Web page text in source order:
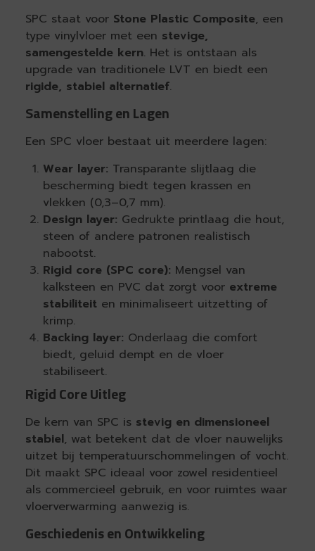
SPC staat voor Stone Plastic Composite, een
type vinylvloer met een stevige,
samengestelde kern. Het is ontstaan als
upgrade van traditionele LVT en biedt een
rigide, stabiel alternatief.
Samenstelling en Lagen
Een SPC vloer bestaat uit meerdere lagen:
Wear layer: Transparante slijtlaag die
bescherming biedt tegen krassen en
vlekken (0,3–0,7 mm).
Design layer: Gedrukte printlaag die hout,
steen of andere patronen realistisch
nabootst.
Rigid core (SPC core): Mengsel van
kalksteen en PVC dat zorgt voor extreme
stabiliteiten minimaliseert uitzetting of
krimp.
Backing layer: Onderlaag die comfort
biedt, geluid dempt en de vloer
stabiliseert.
Rigid Core Uitleg
De kern van SPC is stevig en dimensioneel
stabiel, wat betekent dat de vloer nauwelijks
uitzet bij temperatuurschommelingen of vocht.
Dit maakt SPC ideaal voor zowel residentieel
als commercieel gebruik, en voor ruimtes waar
vloerverwarming aanwezig is.
Geschiedenis en Ontwikkeling